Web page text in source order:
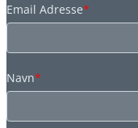
Email Adresse*
Navn*